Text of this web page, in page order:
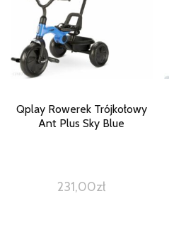
Qplay Rowerek Trójkołowy
Ant Plus Sky Blue
231,00zł